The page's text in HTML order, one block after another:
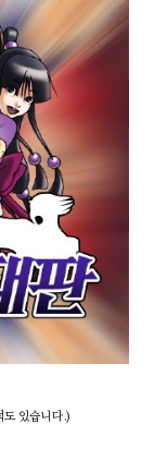
도 있습니다.)